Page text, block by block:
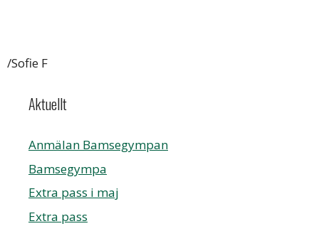
/Sofie F
Aktuellt
Anmälan Bamsegympan
Bamsegympa
Extra pass i maj
Extra pass